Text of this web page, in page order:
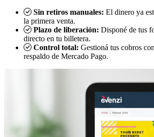
Sin retiros manuales: El dinero ya
la primera venta.
Plazo de liberación: Disponé de tus
directo en tu billetera.
Control total: Gestioná tus cobros
respaldo de Mercado Pago.